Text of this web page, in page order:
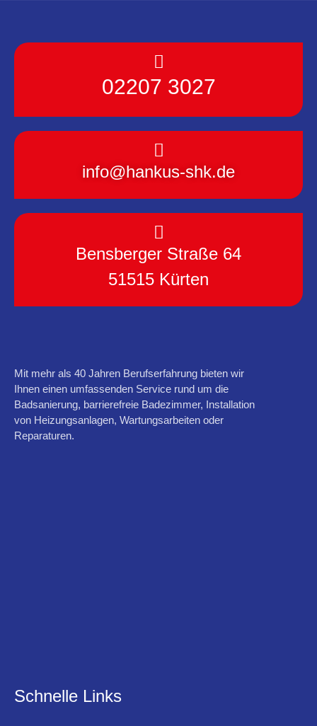
02207 3027
info@hankus-shk.de
Bensberger Straße 64
51515 Kürten
Mit mehr als 40 Jahren Berufserfahrung bieten wir
Ihnen einen umfassenden Service rund um die
Badsanierung, barrierefreie Badezimmer, Installation
von Heizungsanlagen, Wartungsarbeiten oder
Reparaturen.
Schnelle Links